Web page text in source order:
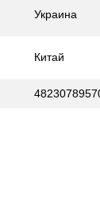
Украина
Китай